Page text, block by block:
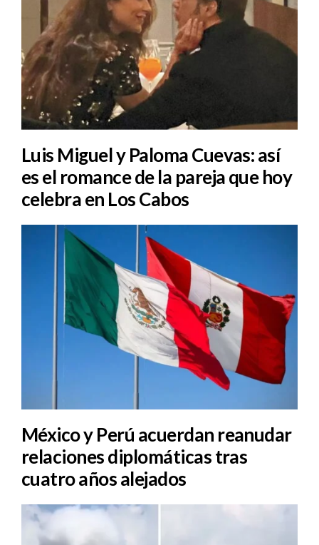
Luis Miguel y Paloma Cuevas: así
es el romance de la pareja que hoy
celebra en Los Cabos
México y Perú acuerdan reanudar
relaciones diplomáticas tras
cuatro años alejados